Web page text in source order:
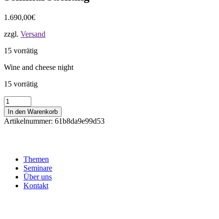
1.690,00€
zzgl. Versand
15 vorrätig
Wine and cheese night
15 vorrätig
Seminarbuchung
Menge
In den Warenkorb
Artikelnummer: 61b8da9e99d53
Themen
Seminare
Über uns
Kontakt